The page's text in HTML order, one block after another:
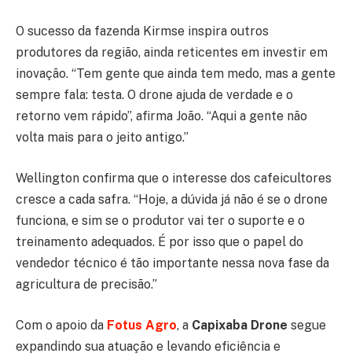
O sucesso da fazenda Kirmse inspira outros
produtores da região, ainda reticentes em investir em
inovação. “Tem gente que ainda tem medo, mas a gente
sempre fala: testa. O drone ajuda de verdade e o
retorno vem rápido”, afirma João. “Aqui a gente não
volta mais para o jeito antigo.”
Wellington confirma que o interesse dos cafeicultores
cresce a cada safra. “Hoje, a dúvida já não é se o drone
funciona, e sim se o produtor vai ter o suporte e o
treinamento adequados. É por isso que o papel do
vendedor técnico é tão importante nessa nova fase da
agricultura de precisão.”
Com o apoio da Fotus Agro, a Capixaba Drone segue
expandindo sua atuação e levando eficiência e